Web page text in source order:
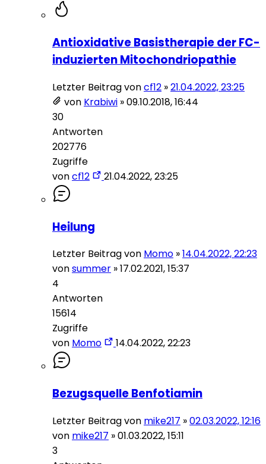
Antioxidative Basistherapie der FC-
induzierten Mitochondriopathie
Letzter Beitrag voncf12 »21.04.2022, 23:25
von Krabiwi »09.10.2018, 16:44
30
Antworten
202776
Zugriffe
voncf12 21.04.2022, 23:25
Heilung
Letzter Beitrag von Momo »14.04.2022, 22:23
vonsummer »17.02.2021, 15:37
4
Antworten
15614
Zugriffe
von Momo 14.04.2022, 22:23
Bezugsquelle Benfotiamin
Letzter Beitrag von mike217 »02.03.2022, 12:16
von mike217 »01.03.2022, 15:11
3